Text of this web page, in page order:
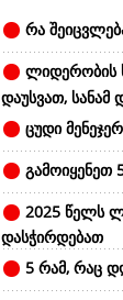
რა
ლიდერობის
დაუსვათ,
ცუდი
გამოიყენეთ
2025 წელს
დასჭირდებათ
5 რამ, რაც